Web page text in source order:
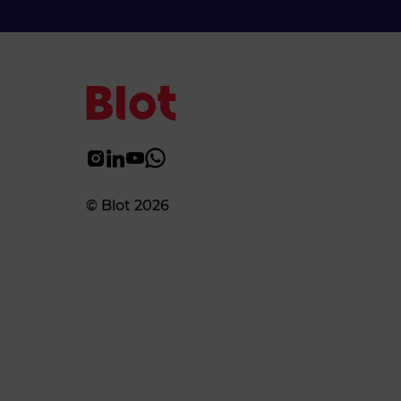
© Blot 2026